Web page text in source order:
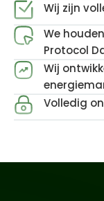
Wij zijn
We
Protocol
Wij
Volledig